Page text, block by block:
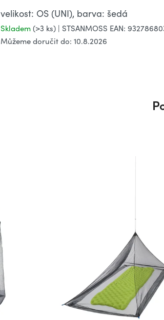
velikost: OS (UNI), barva: šedá
Skladem (>3 ks) | STSANMOSS EAN:
Můžeme doručit do: 10.8.2026